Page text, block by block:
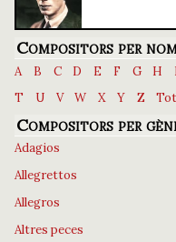
Compositors per
A B C D E F G H
T
U V W X Y Z
Compositors per
Adagios
Allegrettos
Allegros
Altres peces